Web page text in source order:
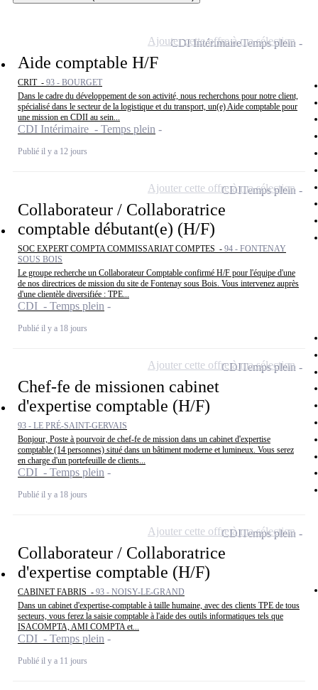
Aide comptable H/F
CRIT - 93 - BOURGET
Dans le cadre du développement de son activité, nous recherchons pour notre client,
spécialisé dans le secteur de la logistique et du transport, un(e) Aide comptable pour
une mission en CDII au sein...
CDI Intérimaire - Temps plein
Publié il y a 12 jours
CDI IntérimaireTemps plein
Ajouter cette offre à ma sélection
Collaborateur / Collaboratrice
comptable débutant(e) (H/F)
SOC EXPERT COMPTA COMMISSARIAT COMPTES - 94 - FONTENAY
SOUS BOIS
Le groupe recherche un Collaborateur Comptable confirmé H/F pour l'équipe d'une
de nos directrices de mission du site de Fontenay sous Bois. Vous intervenez auprès
d'une clientèle diversifiée : TPE...
CDI - Temps plein
Publié il y a 18 jours
CDITemps plein
Ajouter cette offre à ma sélection
Chef-fe de missionen cabinet
d'expertise comptable (H/F)
93 - LE PRÉ-SAINT-GERVAIS
Bonjour, Poste à pourvoir de chef-fe de mission dans un cabinet d'expertise
comptable (14 personnes) situé dans un bâtiment moderne et lumineux. Vous serez
en charge d'un portefeuille de clients...
CDI - Temps plein
Publié il y a 18 jours
CDITemps plein
Ajouter cette offre à ma sélection
Collaborateur / Collaboratrice
d'expertise comptable (H/F)
CABINET FABRIS - 93 - NOISY-LE-GRAND
Dans un cabinet d'expertise-comptable à taille humaine, avec des clients TPE de tous
secteurs, vous ferez la saisie comptable à l'aide des outils informatiques tels que
ISACOMPTA, AMI COMPTA et...
CDI - Temps plein
Publié il y a 11 jours
CDITemps plein
Ajouter cette offre à ma sélection